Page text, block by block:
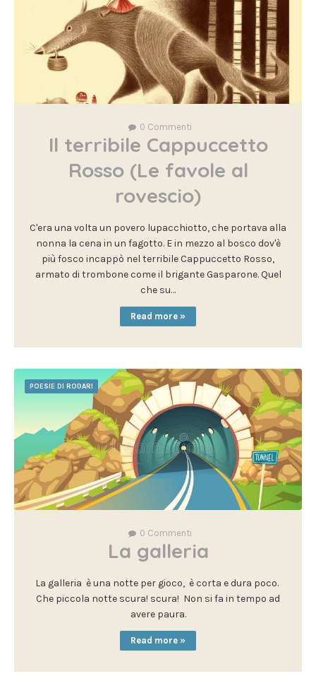
0 Commenti
Il terribile Cappuccetto
Rosso (Le favole al
rovescio)
C'era una volta un povero lupacchiotto, che portava alla
nonna la cena in un fagotto. E in mezzo al bosco dov'è
più fosco incappò nel terribile Cappuccetto Rosso,
armato di trombone come il brigante Gasparone. Quel
che su…
Read more »
POESIE DI RODARI
0 Commenti
La galleria
La galleria è una notte per gioco, è corta e dura poco.
Che piccola notte scura! scura! Non si fa in tempo ad
avere paura.
Read more »